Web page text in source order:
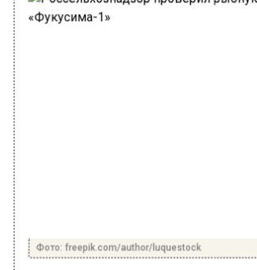
Фото: freepik.com/author/luquestock